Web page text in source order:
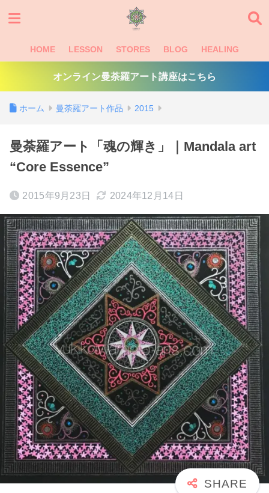
HOME LESSON STORES BLOG HEALING
オンライン曼荼羅アート講座はこちら
ホーム 曼荼羅アート作品 2015
曼荼羅アート「魂の輝き」｜Mandala art
“Core Essence”
2015年9月23日 2024年12月14日